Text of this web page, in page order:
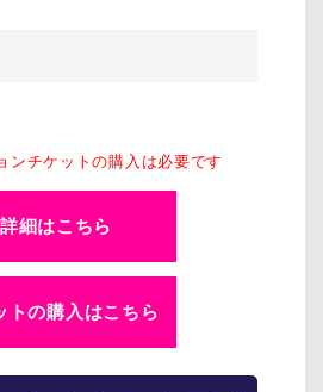
ンチケットの購入は必要です
詳細はこちら
トの購入はこちら